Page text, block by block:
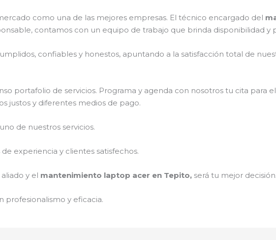
como una de las mejores empresas. El técnico encargado del
contamos con un equipo de trabajo que brinda disponibilidad y
confiables y honestos, apuntando a la satisfacción total de
portafolio de servicios. Programa y agenda con nosotros tu cita para el
justos y diferentes medios de pago.
de nuestros servicios.
experiencia y clientes satisfechos.
y el mantenimiento laptop acer en Tepito, será tu mejor decisión.
profesionalismo y eficacia.